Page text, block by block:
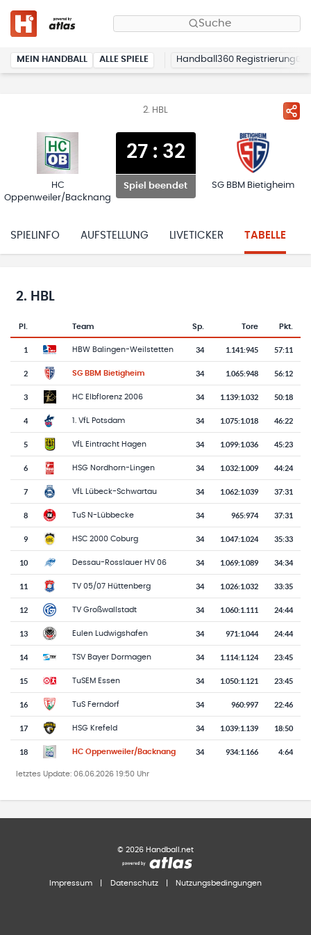
Suche
MEIN HANDBALL ALLE SPIELE Handball360 Registrierung
2. HBL
HC
Oppenweiler/Backnang
27: 32
Spiel beendet SG BBM Bietigheim
SPIELINFO AUFSTELLUNG LIVETICKER TABELLE
2. HBL
Pl.
Team-Logo
Team Sp. Tore Pkt.
1 HBW Balingen-Weilstetten 34 1.141:945 57:11
2 SG BBM Bietigheim 34 1.065:948 56:12
3 HC Elbflorenz 2006 34 1.139:1.032 50:18
4 1. VfL Potsdam 34 1.075:1.018 46:22
5 VfL Eintracht Hagen 34 1.099:1.036 45:23
6 HSG Nordhorn-Lingen 34 1.032:1.009 44:24
7 VfL Lübeck-Schwartau 34 1.062:1.039 37:31
8 TuS N-Lübbecke 34 965:974 37:31
9 HSC 2000 Coburg 34 1.047:1.024 35:33
10 Dessau-Rosslauer HV 06 34 1.069:1.089 34:34
11 TV 05/07 Hüttenberg 34 1.026:1.032 33:35
12 TV Großwallstadt 34 1.060:1.111 24:44
13 Eulen Ludwigshafen 34 971:1.044 24:44
14 TSV Bayer Dormagen 34 1.114:1.124 23:45
15 TuSEM Essen 34 1.050:1.121 23:45
16 TuS Ferndorf 34 960:997 22:46
17 HSG Krefeld 34 1.039:1.139 18:50
18 HC Oppenweiler/Backnang 34 934:1.166 4:64
letztes Update: 06.06.2026 19:50 Uhr
© 2026 Handball.net
Impressum Datenschutz Nutzungsbedingungen